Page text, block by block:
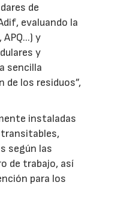
de
evaluando la
y
y
sencilla
los residuos”,
instaladas
según las
de trabajo, así
para los